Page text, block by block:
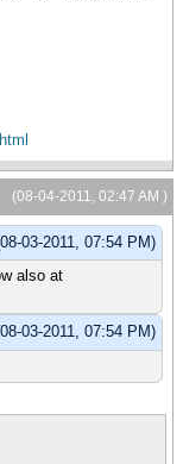
(08-04-2011, 02:47 AM )
03-2011, 07:54 PM)
also at
03-2011, 07:54 PM)